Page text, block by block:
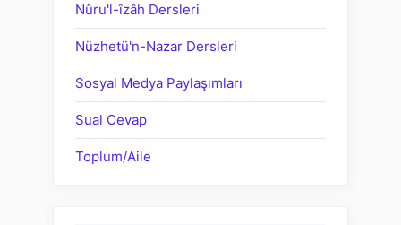
Nûru'l-îzâh Dersleri
Nüzhetü'n-Nazar Dersleri
Sosyal Medya Paylaşımları
Sual Cevap
Toplum/Aile